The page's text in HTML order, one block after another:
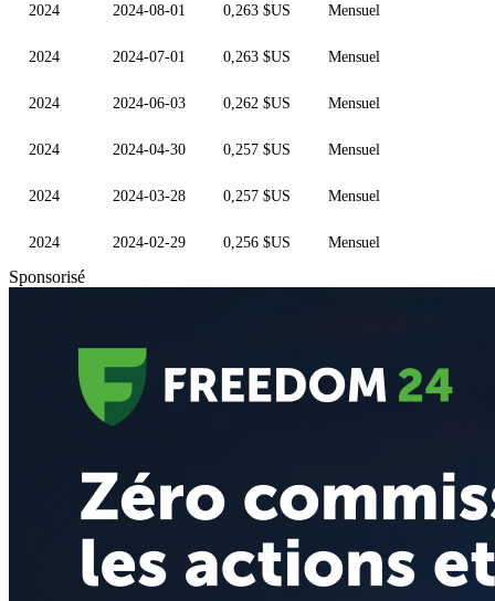
2024 2024-08-01 0,263 $US Mensuel
2024 2024-07-01 0,263 $US Mensuel
2024 2024-06-03 0,262 $US Mensuel
2024 2024-04-30 0,257 $US Mensuel
2024 2024-03-28 0,257 $US Mensuel
2024 2024-02-29 0,256 $US Mensuel
Sponsorisé